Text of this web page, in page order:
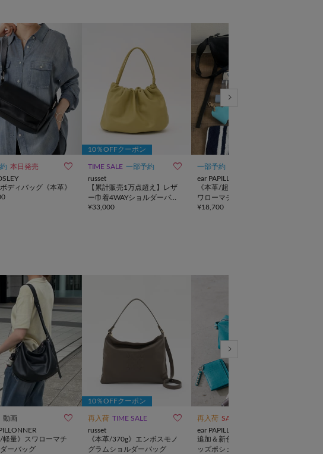
本日発売 
ディバッグ《本革》
10％OFFクーポン
TIME SALE 一部予約 
russet
【累計販売1万点超え】レザ
ー巾着4WAYショルダーバッ
グ
¥33,000
一部予約
ear PAPILLONNER
《本革/超軽量280g》ミニス
ワローマチショルダーバッグ
¥18,700
動画 
/軽量》スワローマチ
ーバッグ
10％OFFクーポン
再入荷 TIME SALE 
russet
《本革/370g》エンボスモノ
グラムショルダーバッグ
再入荷 SALE
ear PAPILLONNER
追加＆新色【ほし企画】スタ
ッズポシェット/ショルダー